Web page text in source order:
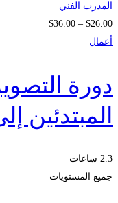
المدرب الفني
$26.00
–
$36.00
نطاق
خلال
أعمال
دورة
المبتدئين
2.3 ساعات
جميع المستويات